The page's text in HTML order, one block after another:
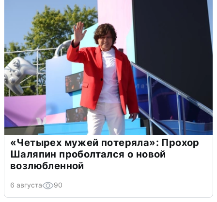
«Четырех мужей потеряла»: Прохор
Шаляпин проболтался о новой
возлюбленной
6 августа 90